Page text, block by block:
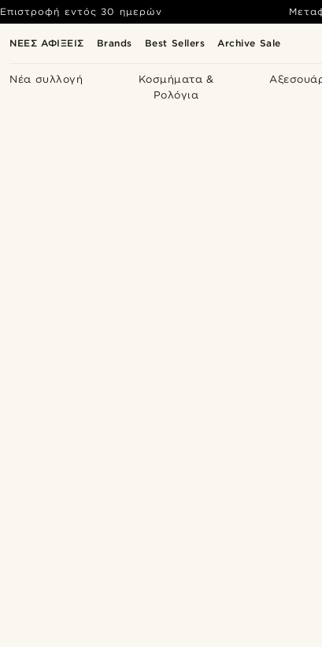
ΝΕΕΣ ΑΦΙΞΕΙΣ Brands Best Sellers Archive Sale
Νέα συλλογή
Κοσμήματα &
Ρολόγια
Επιστροφή εντός 30 ημερών